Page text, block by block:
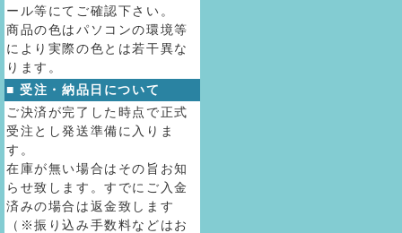
ール等にてご確認下さい。
商品の色はパソコンの環境等
により実際の色とは若干異な
ります。
■ 受注・納品日について
ご決済が完了した時点で正式
受注とし発送準備に入りま
す。
在庫が無い場合はその旨お知
らせ致します。すでにご入金
済みの場合は返金致します
（※振り込み手数料などはお